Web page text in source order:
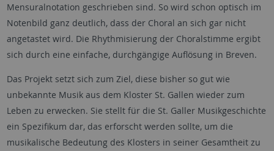
Mensuralnotation geschrieben sind. So wird schon optisch im
Notenbild ganz deutlich, dass der Choral an sich gar nicht
angetastet wird. Die Rhythmisierung der Choralstimme ergibt
sich durch eine einfache, durchgängige Auflösung in Breven.
Das Projekt setzt sich zum Ziel, diese bisher so gut wie
unbekannte Musik aus dem Kloster St. Gallen wieder zum
Leben zu erwecken. Sie stellt für die St. Galler Musikgeschichte
ein Spezifikum dar, das erforscht werden sollte, um die
musikalische Bedeutung des Klosters in seiner Gesamtheit zu